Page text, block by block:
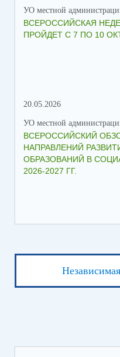
УО местной
ВСЕРОССИЙСКАЯ
ПРОЙДЕТ С 7 ПО 10
20.05.2026
УО местной
ВСЕРОССИЙСКИЙ
НАПРАВЛЕНИЙ
ОБРАЗОВАНИЙ В СОЦИАЛЬНОЙ СФЕРЕ НА ПЕРИОД
2026-2027 ГГ.